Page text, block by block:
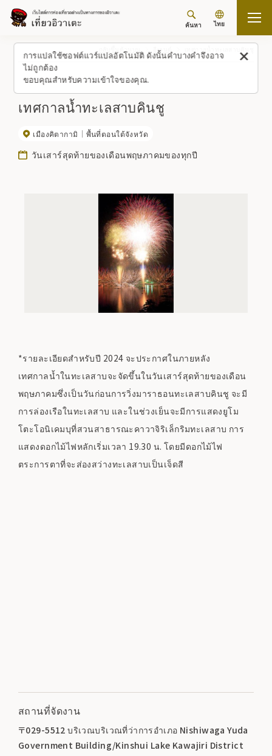
การแปลใช้ซอฟต์แวร์แปลอัตโนมัติ ดังนั้นคำบางคำจึงอาจ
ไม่ถูกต้อง
ขอบคุณสำหรับความเข้าใจของคุณ.
ค้นหา ไทย
กลับขึ้นด้านบน อีเวนต์
เทศกาลน้ำทะเลสาบคินชู
เมืองคิตากามิ พื้นที่ตอนใต้จังหวัด
วันเสาร์สุดท้ายของเดือนพฤษภาคมของทุกปี
*รายละเอียดสำหรับปี 2024 จะประกาศในภายหลัง
เทศกาลน้ำในทะเลสาบจะจัดขึ้นในวันเสาร์สุดท้ายของเดือน
พฤษภาคมซึ่งเป็นวันก่อนการวิ่งมาราธอนทะเลสาบคินชู จะมี
การล่องเรือในทะเลสาบ และในช่วงเย็นจะมีการแสดงยูโม
โตะโอนิเคมบุที่สวนสาธารณะคาวาจิริเล็กริมทะเลสาบ การ
แสดงดอกไม้ไฟหลักเริ่มเวลา 19.30 น. โดยมีดอกไม้ไฟ
ตระการตาที่จะส่องสว่างทะเลสาบเป็นเจ็ดสี
สถานที่จัดงาน
〒029-5512 บริเวณบริเวณที่ว่าการอำเภอ Nishiwaga Yuda
Government Building/Kinshui Lake Kawajiri District